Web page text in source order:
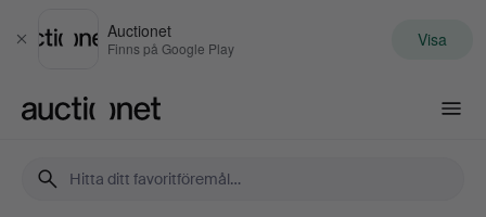
Stäng
Auctionet
Finns på Google Play Visa